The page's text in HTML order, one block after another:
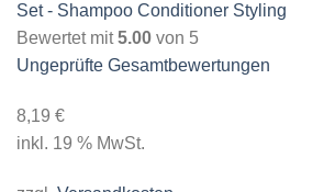
Set - Shampoo Conditioner Styling
Bewertet mit5.00 von 5
Ungeprüfte Gesamtbewertungen
8,19 €
inkl. 19 % MwSt.